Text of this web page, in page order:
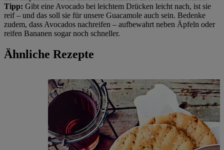
Tipp: Gibt eine Avocado bei leichtem Drücken leicht nach, ist sie
reif – und das soll sie für unsere Guacamole auch sein. Bedenke
zudem, dass Avocados nachreifen – aufbewahrt neben Äpfeln oder
reifen Bananen sogar noch schneller.
Ähnliche Rezepte